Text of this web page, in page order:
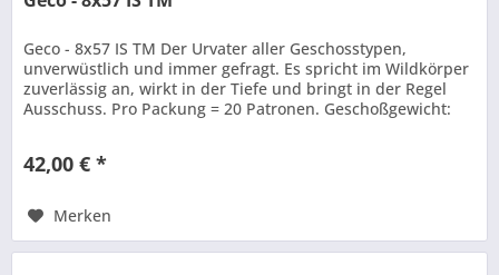
Geco - 8x57 IS TM Der Urvater aller Geschosstypen,
unverwüstlich und immer gefragt. Es spricht im Wildkörper
zuverlässig an, wirkt in der Tiefe und bringt in der Regel
Ausschuss. Pro Packung = 20 Patronen. Geschoßgewicht:
42,00 € *
Merken